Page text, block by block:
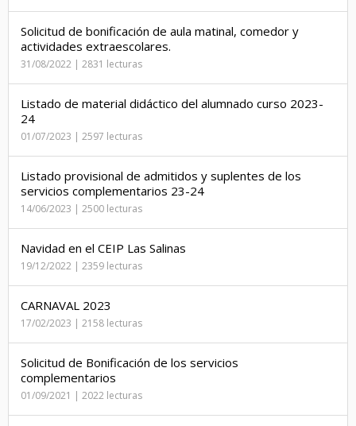
Solicitud de bonificación de aula matinal, comedor y
actividades extraescolares.
31/08/2022 | 2831 lecturas
Listado de material didáctico del alumnado curso 2023-
24
01/07/2023 | 2597 lecturas
Listado provisional de admitidos y suplentes de los
servicios complementarios 23-24
14/06/2023 | 2500 lecturas
Navidad en el CEIP Las Salinas
19/12/2022 | 2359 lecturas
CARNAVAL 2023
17/02/2023 | 2158 lecturas
Solicitud de Bonificación de los servicios
complementarios
01/09/2021 | 2022 lecturas